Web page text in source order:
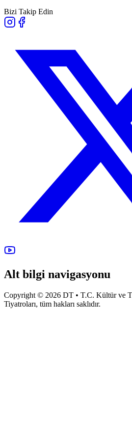
Bizi Takip Edin
Alt bilgi navigasyonu
Copyright © 2026 DT • T.C. Kültür ve
Tiyatroları, tüm hakları saklıdır.